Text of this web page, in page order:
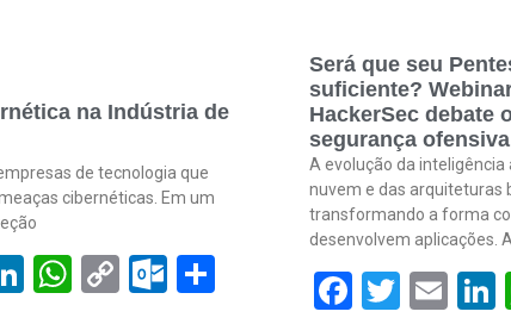
na Indústria de
de tecnologia que
cibernéticas. Em um
LinkedIn
WhatsApp
CopyOutlook.com
Share
Será que seu
suficiente?
HackerSec debate
segurança
A evolução da
nuvem e das arquiteturas
transformando a forma
desenvolvem aplicações.